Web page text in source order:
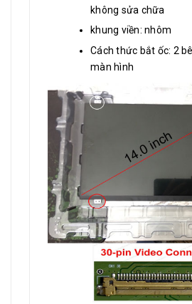
không sửa chữa
khung viền: nhôm
Cách thức bắt ốc: 2
màn hình